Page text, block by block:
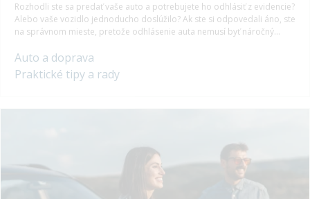
Rozhodli ste sa predať vaše auto a potrebujete ho odhlásiť z evidencie?
Alebo vaše vozidlo jednoducho doslúžilo? Ak ste si odpovedali áno, ste
na správnom mieste, pretože odhlásenie auta nemusí byť náročný
Auto a doprava
Praktické tipy a rady